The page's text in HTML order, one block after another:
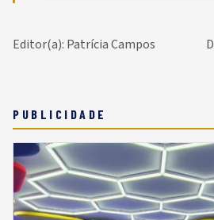
Editor(a): Patrícia Campos
PUBLICIDADE